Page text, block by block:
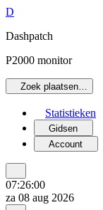
D
Dashpatch
P2000 monitor
Zoek plaatsen…
Statistieken
Gidsen
Account
07:26:00
za 08 aug 2026